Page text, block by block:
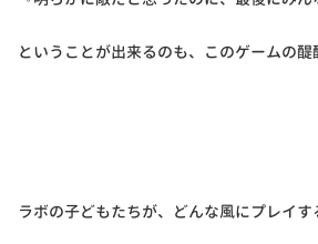
ということが出来るのも、このゲームの醍
ラボの子どもたちが、どんな風にプレイす